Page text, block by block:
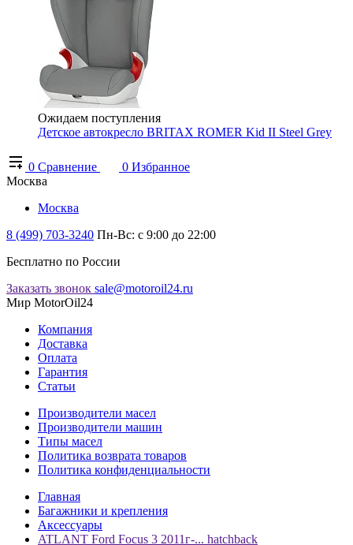
Ожидаем поступления
Детское автокресло BRITAX ROMER Kid II Steel Grey
0 Сравнение 0 Избранное
Москва
Москва
8 (499) 703-3240 Пн-Вс: с 9:00 до 22:00
Бесплатно по России
Заказать звонок sale@motoroil24.ru
Мир MotorOil24
Компания
Доставка
Оплата
Гарантия
Статьи
Производители масел
Производители машин
Типы масел
Политика возврата товаров
Политика конфиденциальности
Главная
Багажники и крепления
Аксессуары
ATLANT Ford Focus 3 2011г-... hatchback